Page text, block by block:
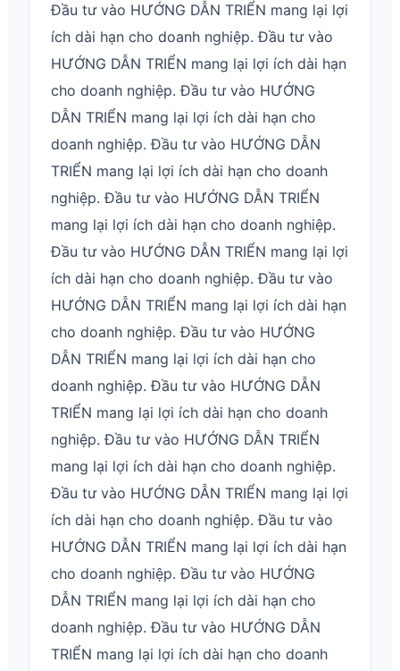
Đầu tư vào HƯỚNG DẪN TRIỂN mang lại lợi
ích dài hạn cho doanh nghiệp. Đầu tư vào
HƯỚNG DẪN TRIỂN mang lại lợi ích dài hạn
cho doanh nghiệp. Đầu tư vào HƯỚNG
DẪN TRIỂN mang lại lợi ích dài hạn cho
doanh nghiệp. Đầu tư vào HƯỚNG DẪN
TRIỂN mang lại lợi ích dài hạn cho doanh
nghiệp. Đầu tư vào HƯỚNG DẪN TRIỂN
mang lại lợi ích dài hạn cho doanh nghiệp.
Đầu tư vào HƯỚNG DẪN TRIỂN mang lại lợi
ích dài hạn cho doanh nghiệp. Đầu tư vào
HƯỚNG DẪN TRIỂN mang lại lợi ích dài hạn
cho doanh nghiệp. Đầu tư vào HƯỚNG
DẪN TRIỂN mang lại lợi ích dài hạn cho
doanh nghiệp. Đầu tư vào HƯỚNG DẪN
TRIỂN mang lại lợi ích dài hạn cho doanh
nghiệp. Đầu tư vào HƯỚNG DẪN TRIỂN
mang lại lợi ích dài hạn cho doanh nghiệp.
Đầu tư vào HƯỚNG DẪN TRIỂN mang lại lợi
ích dài hạn cho doanh nghiệp. Đầu tư vào
HƯỚNG DẪN TRIỂN mang lại lợi ích dài hạn
cho doanh nghiệp. Đầu tư vào HƯỚNG
DẪN TRIỂN mang lại lợi ích dài hạn cho
doanh nghiệp. Đầu tư vào HƯỚNG DẪN
TRIỂN mang lại lợi ích dài hạn cho doanh